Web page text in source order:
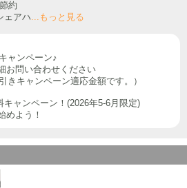
約
ェアハ ...もっと見る
ャンペーン♪
お問い合わせください
きキャンペーン適応金額です。）
ャンペーン！(2026年5-6月限定)
めよう！